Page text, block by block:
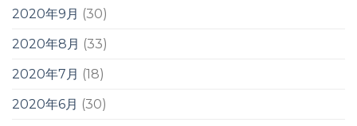
2020年9月 (30)
2020年8月 (33)
2020年7月 (18)
2020年6月 (30)